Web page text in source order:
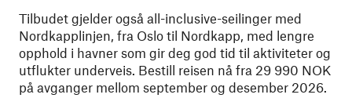
Tilbudet gjelder også all-inclusive-seilinger med
Nordkapplinjen, fra Oslo til Nordkapp, med lengre
opphold i havner som gir deg god tid til aktiviteter og
utflukter underveis. Bestill reisen nå fra 29 990 NOK
på avganger mellom september og desember 2026.